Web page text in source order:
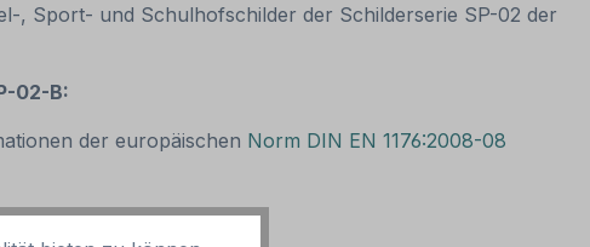
, Sport- und Schulhofschilder der Schilderserie SP-02 der
02-B:
der europäischen Norm DIN EN 1176:2008-08